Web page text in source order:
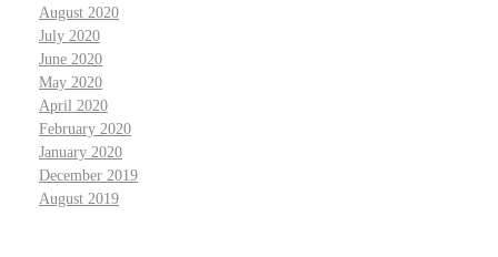
August 2020
July 2020
June 2020
May 2020
April 2020
February 2020
January 2020
December 2019
August 2019